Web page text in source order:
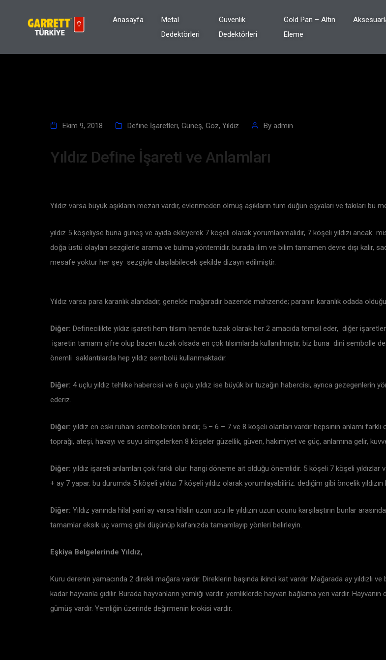
Anasayfa
Metal
Dedektörleri
Güvenlik
Dedektörleri
Gold Pan – Altın
Eleme
Ekim 9, 2018 Define İşaretleri, Güneş, Göz, Yıldız By admin
Yıldız Define İşareti ve Anlamları
Yıldız varsa büyük aşıkların mezarı vardır, evlenmeden ölmüş aşıkların tüm düğün eşyaları ve takıları bu
yıldız 5 köşeliyse buna güneş ve ayıda ekleyerek 7 köşeli olarak yorumlanmalıdır, 7 köşeli yıldızı
doğa üstü olayları sezgilerle arama ve bulma yöntemidir. burada ilim ve bilim tamamen devre dışı kalır,
mesafe yoktur her şey sezgiyle ulaşılabilecek şekilde dizayn edilmiştir.
Yıldız varsa para karanlık alandadır, genelde mağaradır bazende mahzende; paranın karanlık odada
Diğer: Definecilikte yıldız işareti hem tılsım hemde tuzak olarak her 2 amacıda temsil eder, diğer
işaretin tamamı şifre olup bazen tuzak olsada en çok tılsımlarda kullanılmıştır, biz buna dini sembolle
önemli saklantılarda hep yıldız sembolü kullanmaktadır.
Diğer: 4 uçlu yıldız tehlike habercisi ve 6 uçlu yıldız ise büyük bir tuzağın habercisi, ayrıca gezegenlerin
ederiz.
Diğer: yıldız en eski ruhani sembollerden biridir, 5 – 6 – 7 ve 8 köşeli olanları vardır hepsinin anlamı
toprağı, ateşi, havayı ve suyu simgelerken 8 köşeler güzellik, güven, hakimiyet ve güç, anlamına gelir,
Diğer: yıldız işareti anlamları çok farklı olur. hangi döneme ait olduğu önemlidir. 5 köşeli 7 köşeli
+ ay 7 yapar. bu durumda 5 köşeli yıldızı 7 köşeli yıldız olarak yorumlayabiliriz. dediğim gibi öncelik
Diğer: Yıldız yanında hilal yani ay varsa hilalin uzun ucu ile yıldızın uzun ucunu karşılaştırın bunlar
tamamlar eksik uç varmış gibi düşünüp kafanızda tamamlayıp yönleri belirleyin.
Eşkiya Belgelerinde Yıldız,
Kuru derenin yamacında 2 direkli mağara vardır. Direklerin başında ikinci kat vardır. Mağarada ay yıldızlı
kadar hayvanla gidilir. Burada hayvanların yemliği vardır. yemliklerde hayvan bağlama yeri vardır.
gümüş vardır. Yemliğin üzerinde değirmenin krokisi vardır.